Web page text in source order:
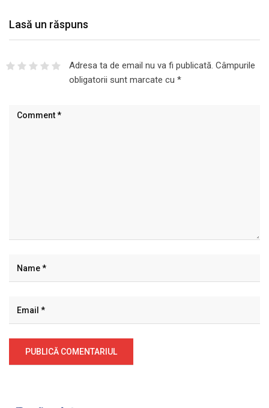
Lasă un răspuns
Adresa ta de email nu va fi publicată. Câmpurile
obligatorii sunt marcate cu *